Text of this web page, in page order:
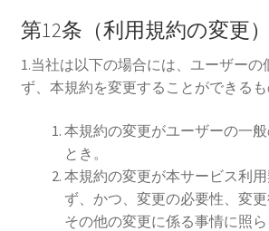
第12条（利用規約の変更）
1.当社は以下の場合には、ユーザー
ず、本規約を変更することができるも
本規約の変更がユーザーの一
とき。
本規約の変更が本サービス利
ず、かつ、変更の必要性、変
その他の変更に係る事情に照